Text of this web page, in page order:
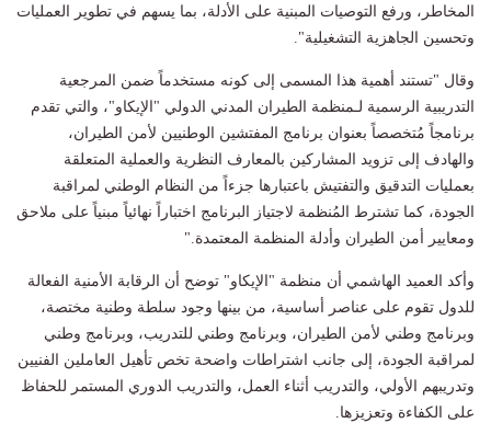
المخاطر، ورفع التوصيات المبنية على الأدلة، بما يسهم في تطوير العمليات
وتحسين الجاهزية التشغيلية".
وقال "تستند أهمية هذا المسمى إلى كونه مستخدماً ضمن المرجعية
التدريبية الرسمية لـمنظمة الطيران المدني الدولي "الإيكاو"، والتي تقدم
برنامجاً مُتخصصاً بعنوان برنامج المفتشين الوطنيين لأمن الطيران،
والهادف إلى تزويد المشاركين بالمعارف النظرية والعملية المتعلقة
بعمليات التدقيق والتفتيش باعتبارها جزءاً من النظام الوطني لمراقبة
الجودة، كما تشترط المُنظمة لاجتياز البرنامج اختباراً نهائياً مبنياً على ملاحق
ومعايير أمن الطيران وأدلة المنظمة المعتمدة."
وأكد العميد الهاشمي أن منظمة "الإيكاو" توضح أن الرقابة الأمنية الفعالة
للدول تقوم على عناصر أساسية، من بينها وجود سلطة وطنية مختصة،
وبرنامج وطني لأمن الطيران، وبرنامج وطني للتدريب، وبرنامج وطني
لمراقبة الجودة، إلى جانب اشتراطات واضحة تخص تأهيل العاملين الفنيين
وتدريبهم الأولي، والتدريب أثناء العمل، والتدريب الدوري المستمر للحفاظ
على الكفاءة وتعزيزها.